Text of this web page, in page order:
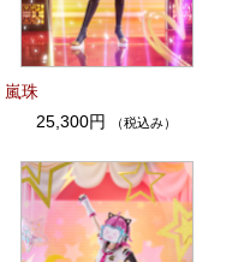
嵐珠
25,300円
（税込み）